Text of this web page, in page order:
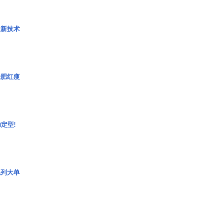
技术
红瘦
型!
大单